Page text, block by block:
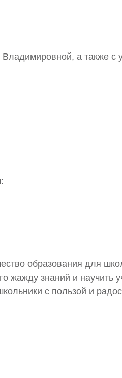
Владимировной, а также
образования для
жажду знаний и научить
с пользой и
ФИО
ФИО